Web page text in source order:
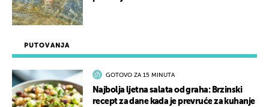
PUTOVANJA
GOTOVO ZA 15 MINUTA
Najbolja ljetna salata od graha: Brzinski
recept za dane kada je prevruće za kuhanje